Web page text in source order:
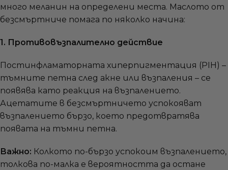
много меланин на определени места. Маслото от
безсмъртниче помага по няколко начина:
1. Противовъзпалително действие
Постинфламаторната хиперпигментация (PIH) –
тъмните петна след акне или възпаления – се
появява като реакция на възпалението.
Ацетатите в безсмъртничето успокояват
възпалението бързо, което предотвратява
появата на тъмни петна.
Важно: Колкото по-бързо успокоим възпалението,
толкова по-малка е вероятността да остане